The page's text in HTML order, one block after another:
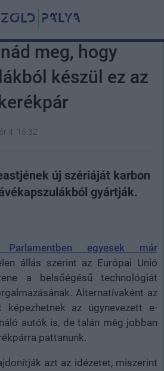
meg, hogy
készül ez az
4. 15:32
új szériáját karbon
gyártják.
egyesek már
állás szerint az Európai Unió
a belsőégésű technológiát
Alternatívaként az
az úgynevezett e-
autók is, de talán még jobban
pattanunk.
azt az idézetet, miszerint